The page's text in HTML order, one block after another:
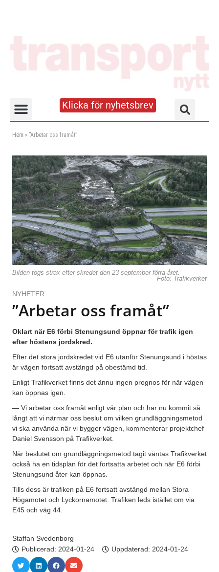
Klicka för nyhetsbrev
Hem » ”Arbetar oss framåt”
Bilden togs strax efter skredet den 23 september förra året.
Foto: Trafikverket
NYHETER
”Arbetar oss framåt”
Oklart när E6 förbi Stenungsund öppnar för trafik igen
efter höstens jordskred.
Efter det stora jordskredet vid E6 utanför Stenungsund i höstas
är vägen fortsatt avstängd på obestämd tid.
Enligt Trafikverket finns det ännu ingen prognos för när vägen
kan öppnas igen.
— Vi arbetar oss framåt enligt vår plan och har nu kommit så
långt att vi närmar oss beslut om vilken grundläggningsmetod
vi ska använda när vi bygger vägen, kommenterar projektchef
Daniel Svensson på Trafikverket.
När beslutet om grundläggningsmetod tagit väntas Trafikverket
också ha en tidsplan för det fortsatta arbetet och när E6 förbi
Stenungsund åter kan öppnas.
Tills dess är trafiken på E6 fortsatt avstängd mellan Stora
Högamotet och Lyckornamotet. Trafiken leds istället om via
E45 och väg 44.
Staffan Svedenborg
Publicerad: 2024-01-24 Uppdaterad: 2024-01-24